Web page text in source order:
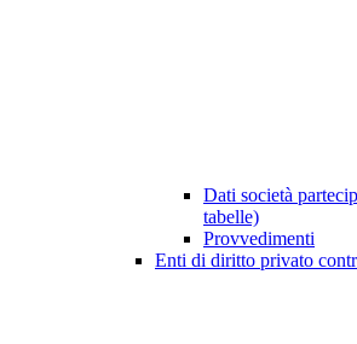
Dati società
tabelle)
Provvedimenti
Enti di diritto privato